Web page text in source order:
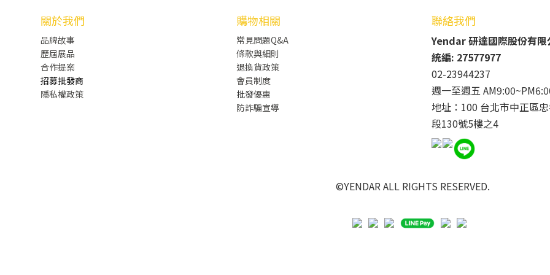
關於我們
品牌故事
歷屆展品
合作提案
招募批發商
隱私權政策
購物相關
常見問題Q&A
條款與細則
退換貨政策
會員制度
批發優惠
防詐騙宣導
聯絡我們
Yendar 研達國際股份有限
統編: 27577977
02-23944237
週一至週五
地址：100 台北市中正區
段130號5樓之4
©YENDAR ALL RIGHTS RESERVED.